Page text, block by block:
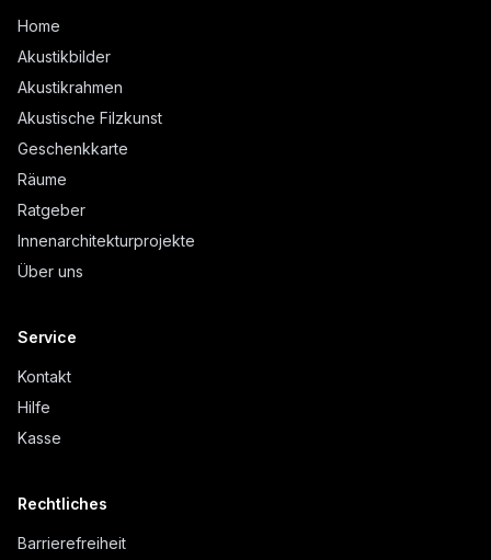
Home
Akustikbilder
Akustikrahmen
Akustische Filzkunst
Geschenkkarte
Räume
Ratgeber
Innenarchitekturprojekte
Über uns
Service
Kontakt
Hilfe
Kasse
Rechtliches
Barrierefreiheit